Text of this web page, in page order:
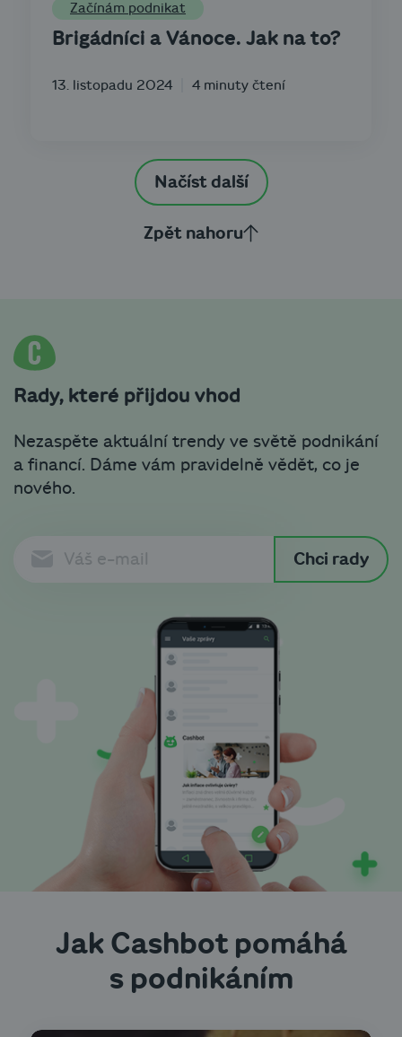
Začínám podnikat
Brigádníci a Vánoce. Jak na to?
13. listopadu 2024 4 minuty čtení
Načíst další
Zpět nahoru
Rady, které přijdou vhod
Nezaspěte aktuální trendy ve světě podnikání
a financí. Dáme vám pravidelně vědět, co je
nového.
Chci rady
Jak Cashbot pomáhá
s podnikáním